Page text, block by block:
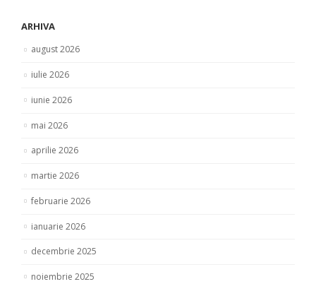
ARHIVA
august 2026
iulie 2026
iunie 2026
mai 2026
aprilie 2026
martie 2026
februarie 2026
ianuarie 2026
decembrie 2025
noiembrie 2025